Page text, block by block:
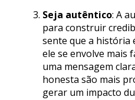
Seja autêntico: A
para construir
sente que a história
ele se envolve mais
uma mensagem
honesta são mais
gerar um impacto